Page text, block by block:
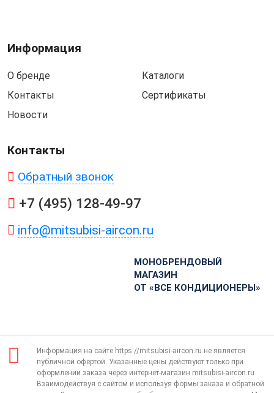
Информация
О бренде
Контакты
Новости
Каталоги
Сертификаты
Контакты
Обратный звонок
+7 (495) 128-49-97
info@mitsubisi-aircon.ru
МОНОБРЕНДОВЫЙ
МАГАЗИН
ОТ «ВСЕ КОНДИЦИОНЕРЫ»
Информация на сайте https://mitsubisi-aircon.ru не является
публичной офертой. Указанные цены действуют только при
оформлении заказа через интернет-магазин mitsubisi-aircon.ru
Взаимодействуя с сайтом и используя формы заказа и обратной